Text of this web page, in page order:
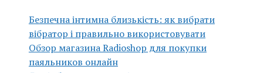
Безпечна інтимна близькість: як вибрати
вібратор і правильно використовувати
Обзор магазина Radioshop для покупки
паяльников онлайн